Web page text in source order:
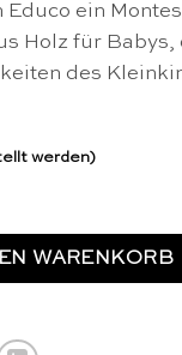
Educo ein
Holz für Babys,
des
werden)
WARENKORB